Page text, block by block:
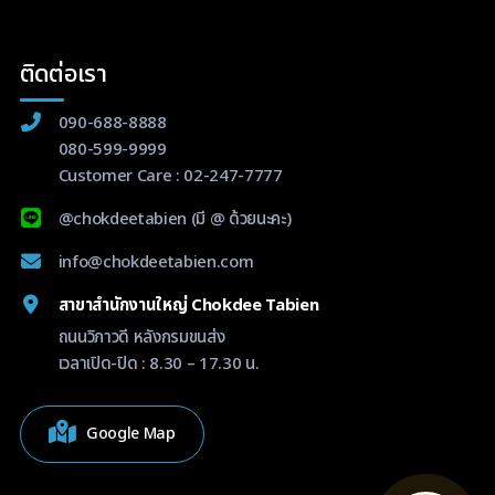
ติดต่อเรา
090-688-8888
080-599-9999
Customer Care : 02-247-7777
@chokdeetabien (มี @ ด้วยนะคะ)
info@chokdeetabien.com
สาขาสำนักงานใหญ่ Chokdee Tabien
ถนนวิภาวดี หลังกรมขนส่ง
เวลาเปิด-ปิด : 8.30 – 17.30 น.
Google Map